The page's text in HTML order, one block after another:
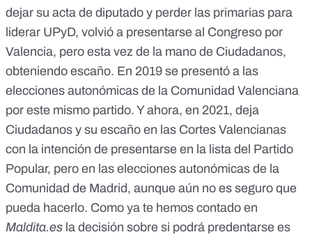
dejar su acta de diputado y perder las primarias para
liderar UPyD, volvió a presentarse al Congreso por
Valencia, pero esta vez de la mano de Ciudadanos,
obteniendo escaño. En 2019 se presentó a las
elecciones autonómicas de la Comunidad Valenciana
por este mismo partido. Y ahora, en 2021, deja
Ciudadanos y su escaño en las Cortes Valencianas
con la intención de presentarse en la lista del Partido
Popular, pero en las elecciones autonómicas de la
Comunidad de Madrid, aunque aún no es seguro que
pueda hacerlo. Como ya te hemos contado en
Maldita.es la decisión sobre si podrá predentarse es